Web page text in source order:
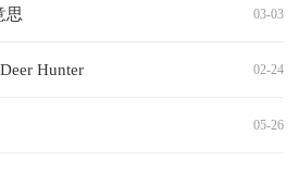
03-03
思
02-24
Hunter
05-26